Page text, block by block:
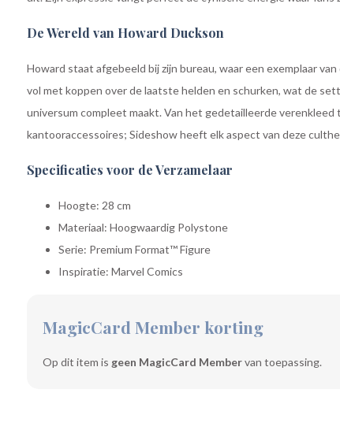
De Wereld van Howard Duckson
Howard staat afgebeeld bij zijn bureau, waar een exemplaar van
vol met koppen over de laatste helden en schurken, wat de
universum compleet maakt. Van het gedetailleerde
kantooraccessoires; Sideshow heeft elk aspect van deze
Specificaties voor de Verzamelaar
Hoogte: 28 cm
Materiaal: Hoogwaardig Polystone
Serie: Premium Format™ Figure
Inspiratie: Marvel Comics
MagicCard Member korting
Op dit item is geen MagicCard Membervan toepassing.